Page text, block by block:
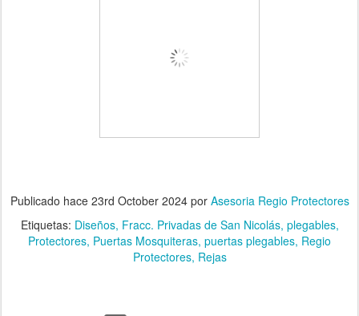
Publicado hace 23rd October 2024por Asesoria Regio Protectores
Etiquetas: Diseños Fracc. Privadas de San Nicolás plegables
Protectores Puertas Mosquiteras puertas plegables Regio
Protectores Rejas